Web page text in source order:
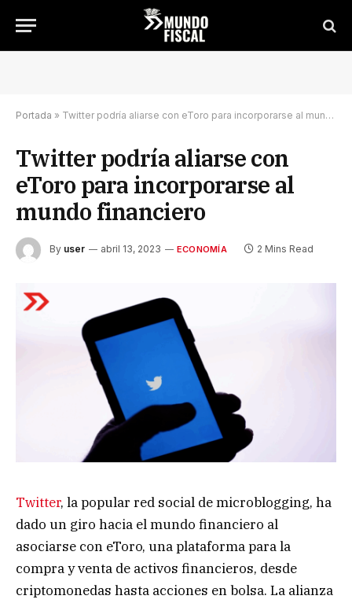
Portada » Twitter podría aliarse con eToro para incorporarse al mundo financiero
Twitter podría aliarse con
eToro para incorporarse al
mundo financiero
By user abril 13, 2023 ECONOMÍA 2 Mins Read
Twitter, la popular red social de microblogging, ha
dado un giro hacia el mundo financiero al
asociarse con eToro, una plataforma para la
compra y venta de activos financieros, desde
criptomonedas hasta acciones en bolsa. La alianza